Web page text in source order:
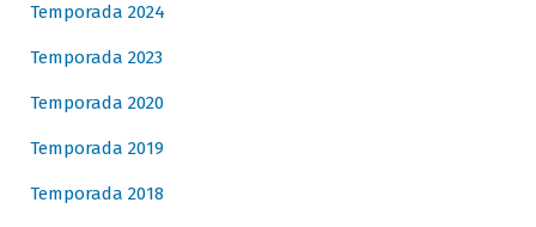
Temporada 2024
Temporada 2023
Temporada 2020
Temporada 2019
Temporada 2018